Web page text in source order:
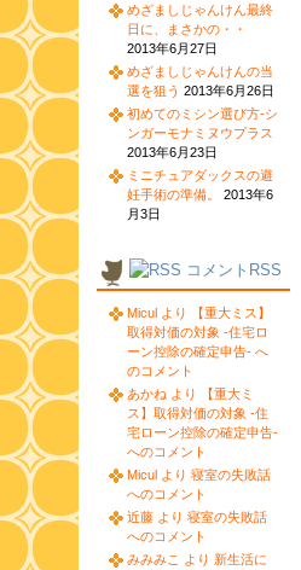
めざましじゃんけん最終
日に、まさかの・・
2013年6月27日
めざましじゃんけんの当
選を狙う 2013年6月26日
初めてのミシン選び方-シ
ンガーモナミヌウプラス
2013年6月23日
ミニチュアダックスの避
妊手術の準備。
2013年6
月3日
コメントRSS
Micul より 【重大ミス】
取得対価の対象 -住宅ロ
ーン控除の確定申告- へ
のコメント
あかね より 【重大ミ
ス】取得対価の対象 -住
宅ローン控除の確定申告-
へのコメント
Micul より 寝室の失敗話
へのコメント
近藤 より 寝室の失敗話
へのコメント
みみみこ より 新生活に